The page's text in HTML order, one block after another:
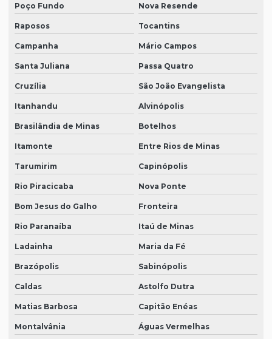
Poço Fundo Nova Resende
Raposos Tocantins
Campanha Mário Campos
Santa Juliana Passa Quatro
Cruzília São João Evangelista
Itanhandu Alvinópolis
Brasilândia de Minas Botelhos
Itamonte Entre Rios de Minas
Tarumirim Capinópolis
Rio Piracicaba Nova Ponte
Bom Jesus do Galho Fronteira
Rio Paranaíba Itaú de Minas
Ladainha Maria da Fé
Brazópolis Sabinópolis
Caldas Astolfo Dutra
Matias Barbosa Capitão Enéas
Montalvânia Águas Vermelhas